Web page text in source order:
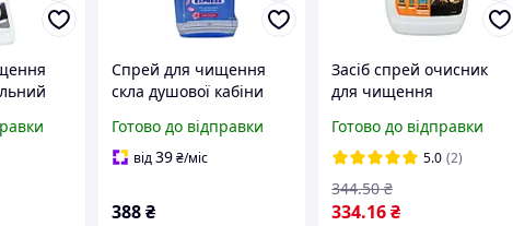
Спрей для чищення
скла душової кабіни
Flowers 470 мл
Готово до відправки
від39₴/міс
388₴
Засіб спрей очисник
для чищення
камінів, печей, плит,
духовок, грилів, дек
Готово до відправки
5.0 (2)
334.16₴
344.50 ₴